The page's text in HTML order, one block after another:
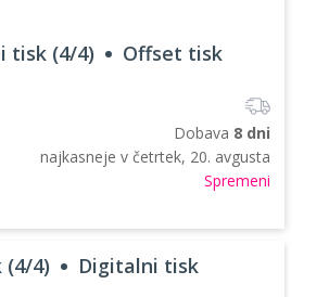
tisk (4/4) Offset tisk
Dobava 8 dni
najkasneje v četrtek, 20. avgusta
Spremeni
4) Digitalni tisk